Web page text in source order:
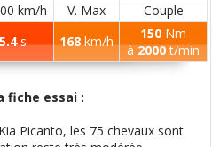
:1aime
:4n'aiment pas
km/h V. Max
Couple
s 168km/h 150 Nm
à2000t/min
fiche essai :
Picanto, les 75 chevaux sont